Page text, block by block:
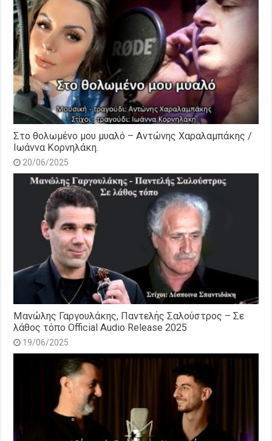
Στο θολωμένο μου μυαλό – Αντώνης Χαραλαμπάκης /
Ιωάννα Κορνηλάκη.
20/06/2025
Μανώλης Γαργουλάκης, Παντελής Σαλούστρος – Σε
λάθος τόπο Official Audio Release 2025
19/06/2025